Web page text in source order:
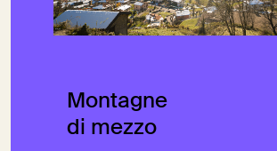
Montagne
di mezzo